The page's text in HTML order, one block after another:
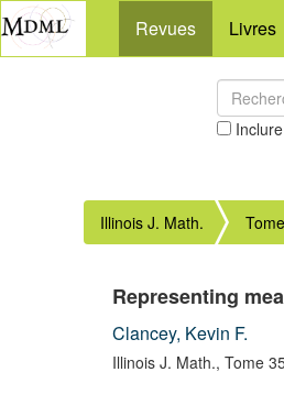
Revues Livres
Illinois J. Math.
Representing
Clancey, Kevin F.
Illinois J. Math., Tome